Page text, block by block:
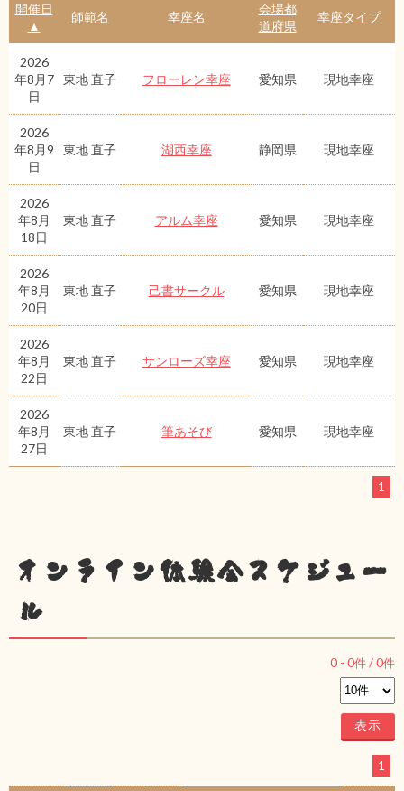
開催日
▲
師範名 幸座名
会場都
道府県
幸座タイプ
2026
年8月7
日
東地 直子 フローレン幸座 愛知県 現地幸座
2026
年8月9
日
東地 直子 湖西幸座 静岡県 現地幸座
2026
年8月
18日
東地 直子 アルム幸座 愛知県 現地幸座
2026
年8月
20日
東地 直子 己書サークル 愛知県 現地幸座
2026
年8月
22日
東地 直子 サンローズ幸座 愛知県 現地幸座
2026
年8月
27日
東地 直子 筆あそび 愛知県 現地幸座
1
オンライン体験会スケジュー
ル
0 - 0件 /0件
1